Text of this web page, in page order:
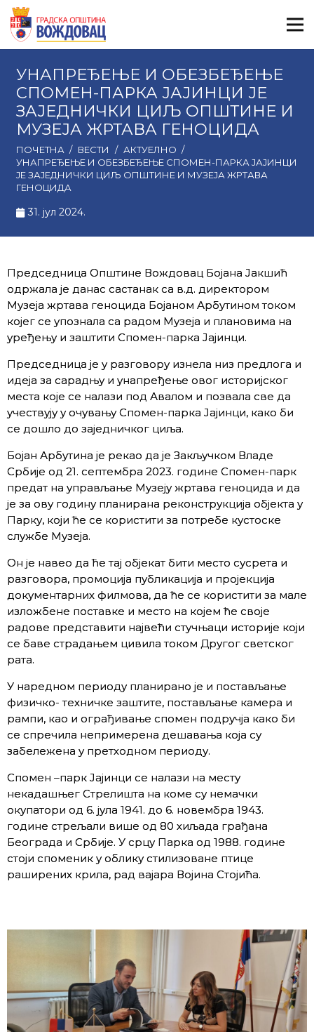
УНАПРЕЂЕЊЕ И ОБЕЗБЕЂЕЊЕ
СПОМЕН-ПАРКА ЈАЈИНЦИ ЈЕ
ЗАЈЕДНИЧКИ ЦИЉ ОПШТИНЕ И
МУЗЕЈА ЖРТАВА ГЕНОЦИДА
ПОЧЕТНА / ВЕСТИ / АКТУЕЛНО /
УНАПРЕЂЕЊЕ И ОБЕЗБЕЂЕЊЕ СПОМЕН-ПАРКА ЈАЈИНЦИ
ЈЕ ЗАЈЕДНИЧКИ ЦИЉ ОПШТИНЕ И МУЗЕЈА ЖРТАВА
ГЕНОЦИДА
31. јул 2024.
Председница Општине Вождовац Бојана Јакшић
одржала је данас састaнак са в.д. директором
Музеја жртава геноцида Бојаном Арбутином током
којег се упознала са радом Музеја и плановима на
уређењу и заштити Спомен-парка Јајинци.
Председница је у разговору изнела низ предлога и
идеја за сарадњу и унапређење овог историјског
места које се налази под Авалом и позвала све да
учествују у очувању Спомен-парка Јајинци, како би
се дошло до заједничког циља.
Бојан Арбутина је рекао да је Закључком Владе
Србије од 21. септембра 2023. године Спомен-парк
предат на управљање Музеју жртава геноцида и да
је за ову годину планирана реконструкција објекта у
Парку, који ће се користити за потребе кустоске
службе Музеја.
Он је навео да ће тај објекат бити место сусрета и
разговора, промоција публикација и пројекција
документарних филмова, да ће се користити за мале
изложбене поставке и место на којем ће своје
радове представити највећи стучњаци историје који
се баве страдањем цивила током Другог светског
рата.
У наредном периоду планирано је и постављање
физичко- техничке заштите, постављање камера и
рампи, као и ограђивање спомен подручја како би
се спречила непримерена дешавања која су
забележена у претходном периоду.
Спомен –парк Јајинци се налази на месту
некадашњег Стрелишта на коме су немачки
окупатори од 6. јула 1941. до 6. новембра 1943.
године стрељали више од 80 хиљада грађана
Београда и Србије. У срцу Парка од 1988. године
стоји споменик у облику стилизоване птице
раширених крила, рад вајара Војина Стојића.